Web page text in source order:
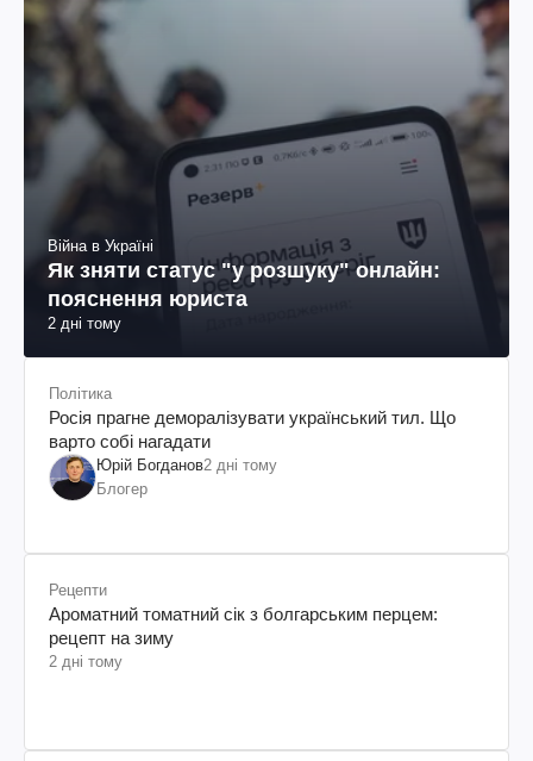
Війна в Україні
Як зняти статус "у розшуку" онлайн:
пояснення юриста
2 дні тому
Політика
Росія прагне деморалізувати український тил. Що
варто собі нагадати
Юрій Богданов2 дні тому
Блогер
Рецепти
Ароматний томатний сік з болгарським перцем:
рецепт на зиму
2 дні тому